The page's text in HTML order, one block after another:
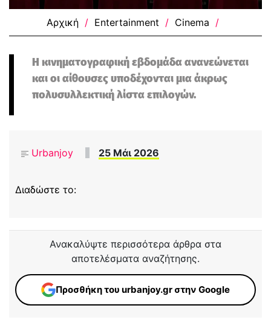
Αρχική / Entertainment / Cinema /
Η κινηματογραφική εβδομάδα ανανεώνεται
και οι αίθουσες υποδέχονται μια άκρως
πολυσυλλεκτική λίστα επιλογών.
Urbanjoy 25 Μάι 2026
Διαδώστε το:
Ανακαλύψτε περισσότερα άρθρα στα
αποτελέσματα αναζήτησης.
Προσθήκη του urbanjoy.gr στην Google